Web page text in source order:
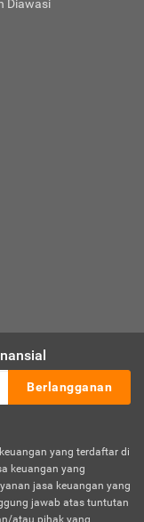
Diawasi
Berlangganan
yang terdaftar di
keuangan yang
jasa keuangan yang
jawab atas tuntutan
atau pihak yang